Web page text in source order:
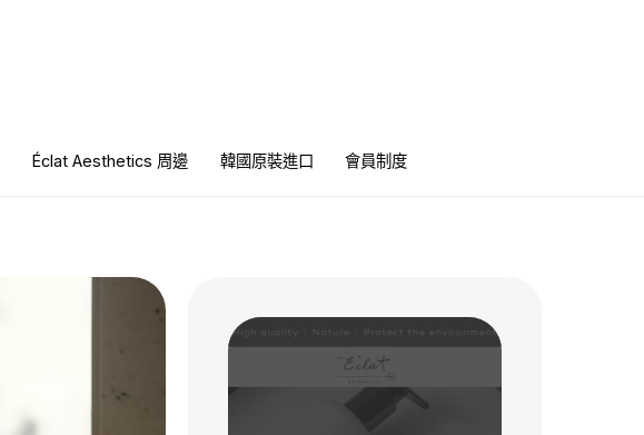
Éclat Aesthetics 周邊 韓國原裝進口 會員制度